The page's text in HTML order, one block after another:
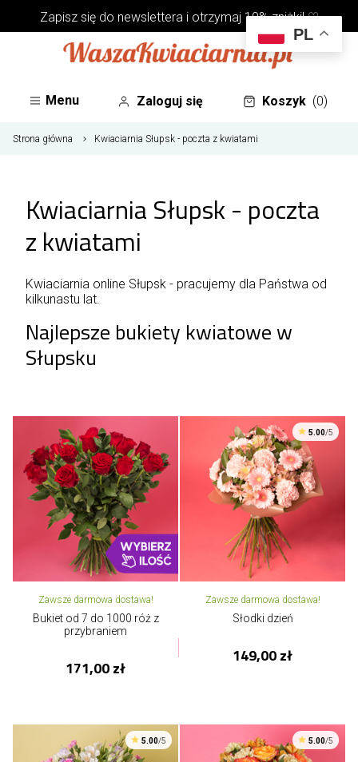
Zapisz się do newsletterai otrzymaj 10% zniżki! ♡
Menu Zaloguj się Koszyk (0)
Strona główna Kwiaciarnia Słupsk - poczta z kwiatami
Kwiaciarnia Słupsk - poczta
z kwiatami
Kwiaciarnia online Słupsk - pracujemy dla Państwa od
kilkunastu lat.
Najlepsze bukiety kwiatowe w
Słupsku
Zawsze darmowa dostawa!
Bukiet od 7 do 1000 róż z
przybraniem
171,00 zł
5.00/5
Zawsze darmowa dostawa!
Słodki dzień
149,00 zł
5.00/5 5.00/5
PL